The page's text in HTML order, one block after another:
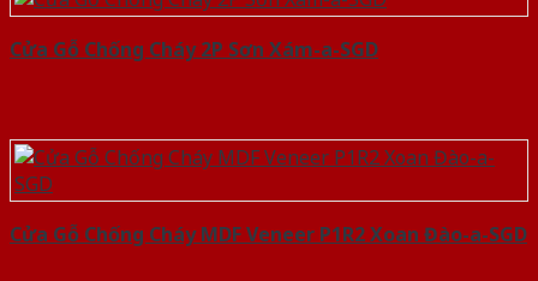
Cửa Gỗ Chống Cháy 2P Sơn Xám-a-SGD
Cửa Gỗ Chống Cháy MDF Veneer P1R2 Xoan Đào-a-SGD